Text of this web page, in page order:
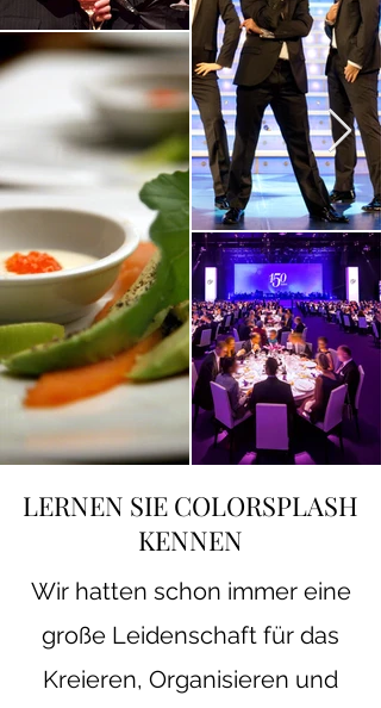
LERNEN SIE COLORSPLASH
KENNEN
Wir hatten schon immer eine
große Leidenschaft für das
Kreieren, Organisieren und